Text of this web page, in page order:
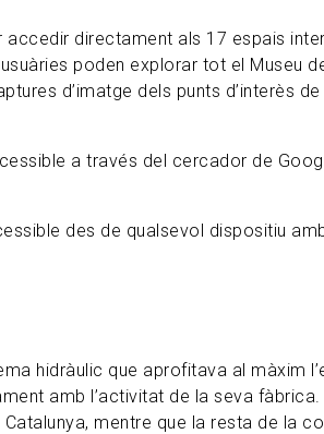
directament als 17 espais
poden explorar tot el Museu
d’imatge dels punts d’interès
a través del cercador de
des de qualsevol dispositiu
hidràulic que aprofitava al màxim
amb l’activitat de la seva fàbrica.
mentre que la resta de la